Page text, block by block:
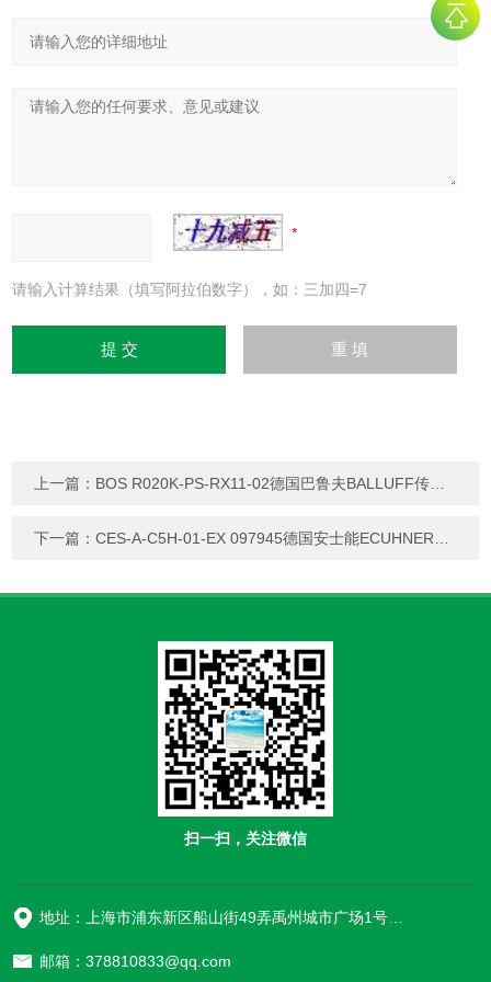
请输入计算结果（填写阿拉伯数字），如：三加四=7
上一篇： BOS R020K-PS-RX11-02德国巴鲁夫BALLUFF传感器
下一篇：CES-A-C5H-01-EX 097945德国安士能ECUHNER安全开关
扫一扫，关注微信
地址：上海市浦东新区船山街49弄禹州城市广场1号楼906
邮箱：378810833@qq.com